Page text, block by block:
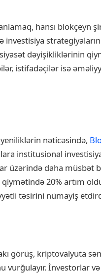
hansı blokçeyn
dəyişikliklərinin
istifadəçilər isə
nəticəsində,
institusional
üzərində daha müsbət
qiymətində 20% artım
təsirini nümayiş
görüş, kriptovalyuta
İnvestorlar